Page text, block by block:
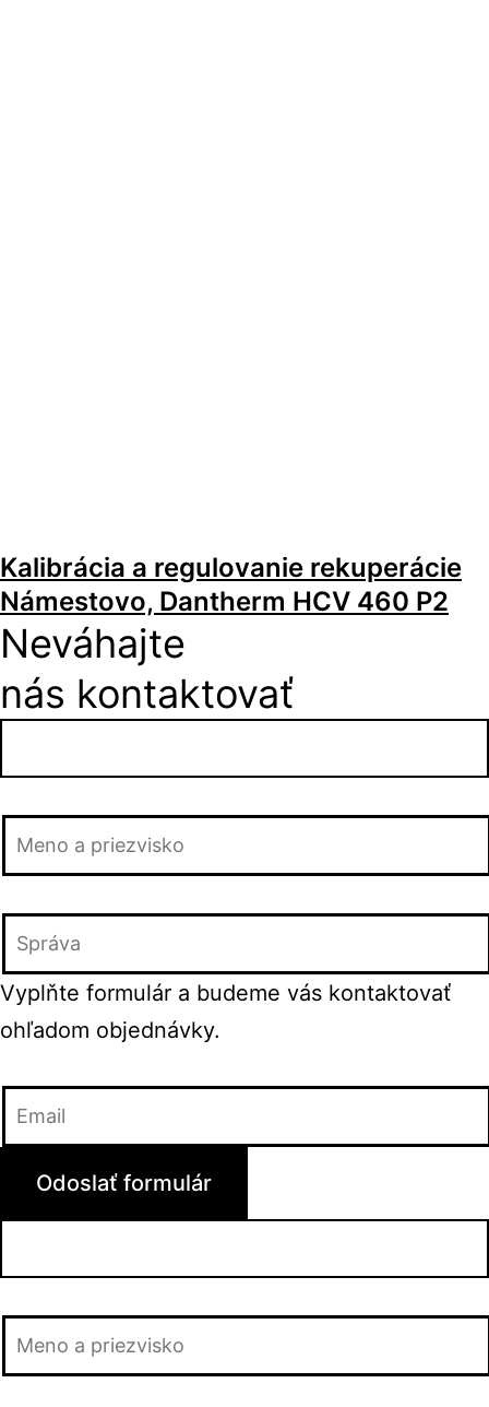
Kalibrácia a regulovanie rekuperácie
Námestovo​, Dantherm HCV 460 P2
Neváhajte
nás kontaktovať
Vyplňte formulár a budeme vás kontaktovať
ohľadom objednávky.